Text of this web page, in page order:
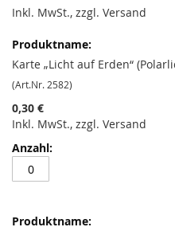
Inkl. MwSt., zzgl. Versand
Produkte
-Karte „Licht auf Erden“
(Art.Nr. 2582)
0,30 €
Inkl. MwSt., zzgl. Versand